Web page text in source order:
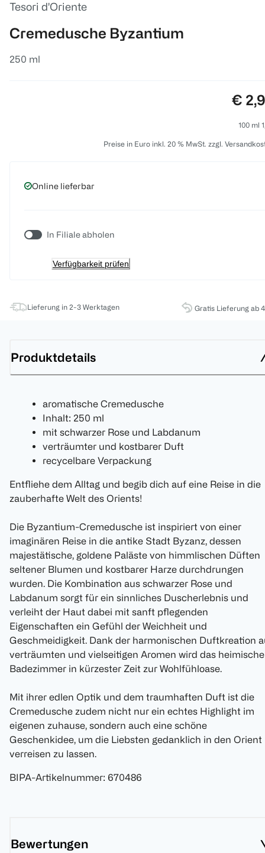
Tesori d'Oriente
Cremedusche Byzantium
250 ml
€
100 ml
Preise in Euro inkl. 20 % MwSt. zzgl.
Online lieferbar
In Filiale abholen
Verfügbarkeit prüfen
Lieferung in 2-3 Werktagen Gratis Lieferung ab
Produktdetails
aromatische Cremedusche
Inhalt: 250 ml
mit schwarzer Rose und Labdanum
verträumter und kostbarer Duft
recycelbare Verpackung
Entfliehe dem Alltag und begib dich auf eine Reise in die
zauberhafte Welt des Orients!
Die Byzantium-Cremedusche ist inspiriert von einer
imaginären Reise in die antike Stadt Byzanz, dessen
majestätische, goldene Paläste von himmlischen Düften
seltener Blumen und kostbarer Harze durchdrungen
wurden. Die Kombination aus schwarzer Rose und
Labdanum sorgt für ein sinnliches Duscherlebnis und
verleiht der Haut dabei mit sanft pflegenden
Eigenschaften ein Gefühl der Weichheit und
Geschmeidigkeit. Dank der harmonischen Duftkreation
verträumten und vielseitigen Aromen wird das heimische
Badezimmer in kürzester Zeit zur Wohlfühloase.
Mit ihrer edlen Optik und dem traumhaften Duft ist die
Cremedusche zudem nicht nur ein echtes Highlight im
eigenen zuhause, sondern auch eine schöne
Geschenkidee, um die Liebsten gedanklich in den Orient
verreisen zu lassen.
BIPA-Artikelnummer: 670486
Bewertungen